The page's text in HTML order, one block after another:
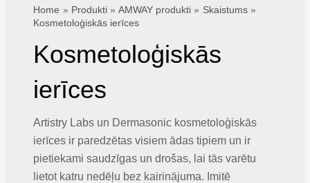
Home Produkti AMWAY produkti
Skaistums
Kosmetoloģiskās ierīces
Kosmetoloģiskās
ierīces
Artistry Labs un Dermasonic kosmetoloģiskās
ierīces ir paredzētas visiem ādas tipiem un ir
pietiekami saudzīgas un drošas, lai tās varētu
lietot katru nedēļu bez kairinājuma. Imitē